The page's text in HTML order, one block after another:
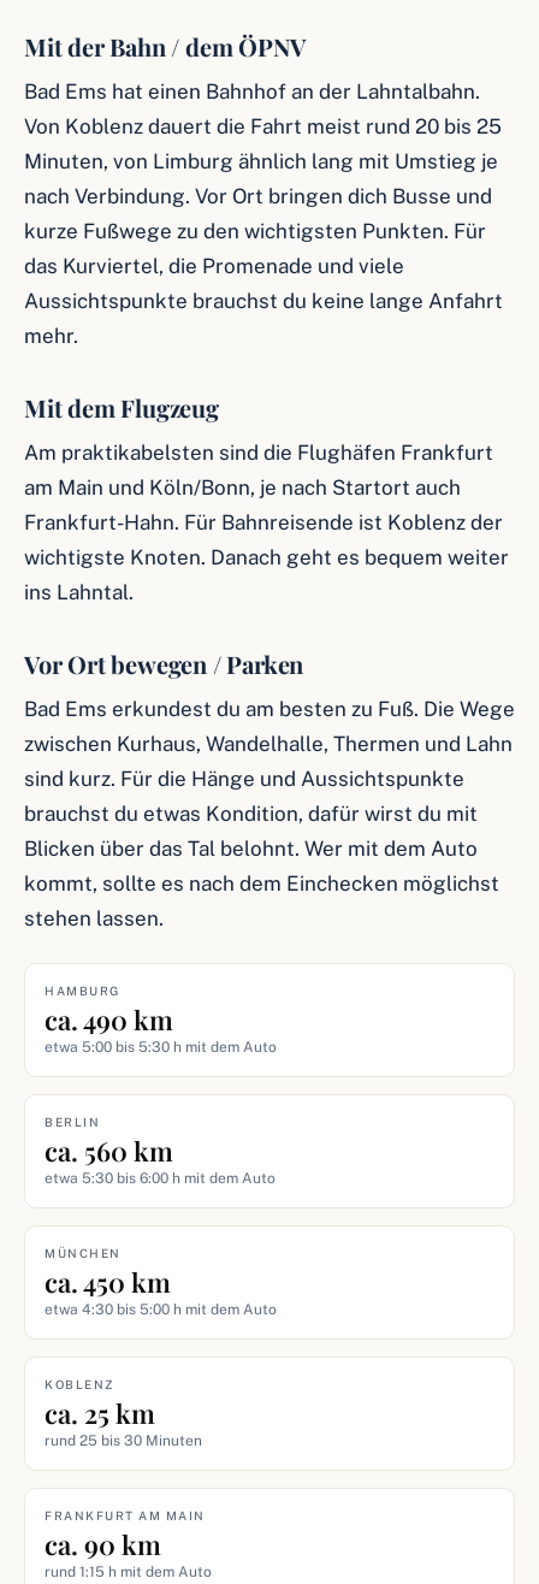
Mit der Bahn / dem ÖPNV
Bad Ems hat einen Bahnhof an der Lahntalbahn.
Von Koblenz dauert die Fahrt meist rund 20 bis 25
Minuten, von Limburg ähnlich lang mit Umstieg je
nach Verbindung. Vor Ort bringen dich Busse und
kurze Fußwege zu den wichtigsten Punkten. Für
das Kurviertel, die Promenade und viele
Aussichtspunkte brauchst du keine lange Anfahrt
mehr.
Mit dem Flugzeug
Am praktikabelsten sind die Flughäfen Frankfurt
am Main und Köln/Bonn, je nach Startort auch
Frankfurt-Hahn. Für Bahnreisende ist Koblenz der
wichtigste Knoten. Danach geht es bequem weiter
ins Lahntal.
Vor Ort bewegen / Parken
Bad Ems erkundest du am besten zu Fuß. Die Wege
zwischen Kurhaus, Wandelhalle, Thermen und Lahn
sind kurz. Für die Hänge und Aussichtspunkte
brauchst du etwas Kondition, dafür wirst du mit
Blicken über das Tal belohnt. Wer mit dem Auto
kommt, sollte es nach dem Einchecken möglichst
stehen lassen.
HAMBURG
ca. 490 km
etwa 5:00 bis 5:30 h mit dem Auto
BERLIN
ca. 560 km
etwa 5:30 bis 6:00 h mit dem Auto
MÜNCHEN
ca. 450 km
etwa 4:30 bis 5:00 h mit dem Auto
KOBLENZ
ca. 25 km
rund 25 bis 30 Minuten
FRANKFURT AM MAIN
ca. 90 km
rund 1:15 h mit dem Auto